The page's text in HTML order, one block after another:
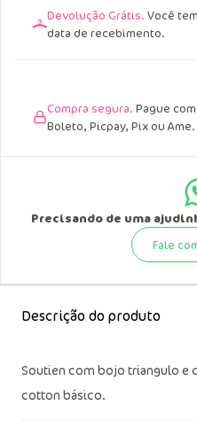
Devolução Grátis. Você
data de recebimento.
Compra segura. Pague
Boleto, Picpay, Pix ou Ame.
Precisando de uma
Fale
Descrição do produto
Soutien com bojo triangulo e
cotton básico.